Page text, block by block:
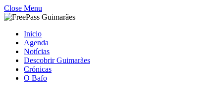
Close Menu
Inicio
Agenda
Notícias
Descobrir Guimarães
Crónicas
O Bafo